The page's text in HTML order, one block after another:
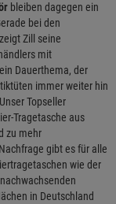
bleiben dagegen ein
bei den
zeigt Zill seine
mit
Dauerthema, der
immer weiter hin
Topseller
Tragetasche aus
zu mehr
gibt es für alle
wie der
in Deutschland